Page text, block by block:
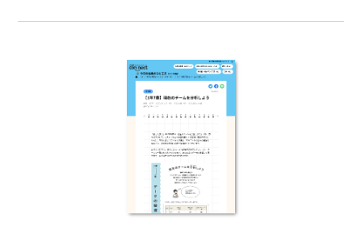
究する時間が取りにくいところかと思いま
緒に考えてみませんか。（佐藤寿仁）今回
は、若手の先生からいただいた困り事につ
いて、考えてみたいと思います。